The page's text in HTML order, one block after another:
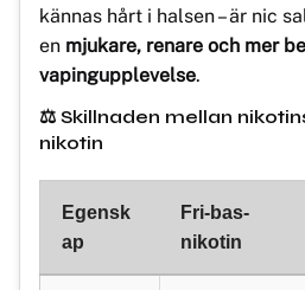
kännas hårt i halsen – är nic
en mjukare, renare och mer
vapingupplevelse.
⚖️ Skillnaden mellan
nikotin
Egensk
ap
Fri-bas-
nikotin